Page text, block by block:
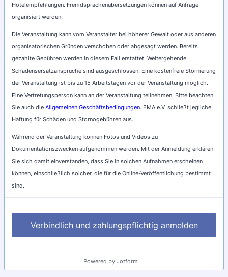
Hotelempfehlungen. Fremdsprachenübersetzungen können auf Anfrage
organisiert werden.
Die Veranstaltung kann vom Veranstalter bei höherer Gewalt oder aus anderen
organisatorischen Gründen verschoben oder abgesagt werden. Bereits
gezahlte Gebühren werden in diesem Fall erstattet. Weitergehende
Schadensersatzansprüche sind ausgeschlossen. Eine kostenfreie Stornierung
der Veranstaltung ist bis zu 15 Arbeitstagen vor der Veranstaltung möglich.
Eine Vertretungsperson kann an der Veranstaltung teilnehmen. Bitte beachten
Sie auch die Allgemeinen Geschäftsbedingungen. EMA e.V. schließt jegliche
Haftung für Schäden und Stornogebühren aus.
Während der Veranstaltung können Fotos und Videos zu
Dokumentationszwecken aufgenommen werden. Mit der Anmeldung erklären
Sie sich damit einverstanden, dass Sie in solchen Aufnahmen erscheinen
können, einschließlich solcher, die für die Online-Veröffentlichung bestimmt
sind.
Verbindlich und zahlungspflichtig anmelden
Powered by Jotform